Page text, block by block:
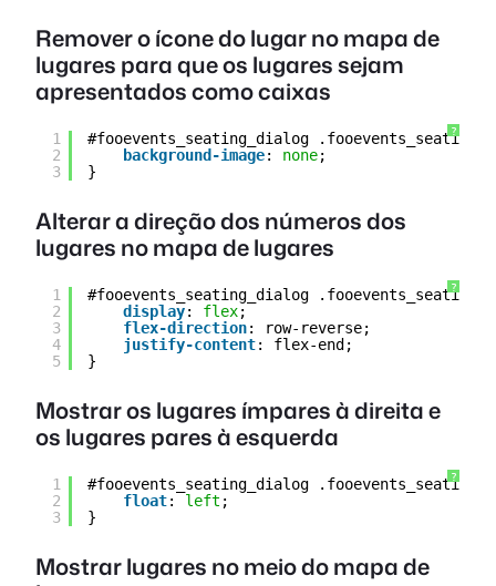
Remover o ícone do lugar no mapa de
lugares para que os lugares sejam
apresentados como caixas
?
1
2
3
#fooevents_seating_dialog
background-image: none;
}
Alterar a direção dos números dos
lugares no mapa de lugares
?
1
2
3
4
5
#fooevents_seating_dialog
display: flex;
flex-direction: row-reverse;
justify-content: flex-end;
}
Mostrar os lugares ímpares à direita e
os lugares pares à esquerda
?
1
2
3
#fooevents_seating_dialog
float: left ;
}
Mostrar lugares no meio do mapa de